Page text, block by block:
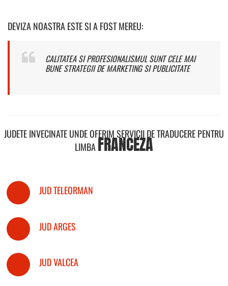
DEVIZA NOASTRA ESTE SI A FOST MEREU:
CALITATEA SI PROFESIONALISMUL SUNT CELE MAI
BUNE STRATEGII DE MARKETING SI PUBLICITATE
JUDETE INVECINATE UNDE OFERIM SERVICII DE TRADUCERE PENTRU
LIMBAFRANCEZA
JUD TELEORMAN
JUD ARGES
JUD VALCEA